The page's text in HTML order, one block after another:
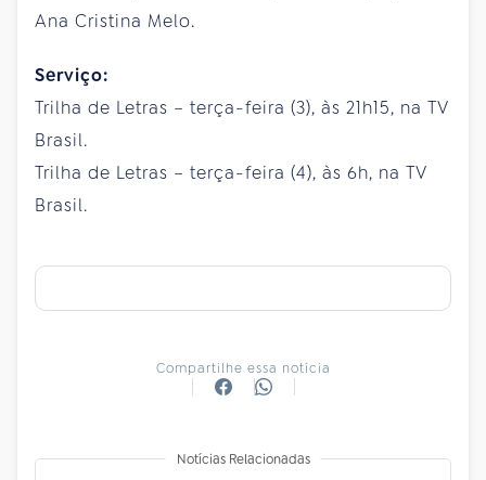
Ana Cristina Melo.
Serviço:
Trilha de Letras – terça-feira (3), às 21h15, na TV
Brasil.
Trilha de Letras – terça-feira (4), às 6h, na TV
Brasil.
Compartilhe essa notícia
Notícias Relacionadas